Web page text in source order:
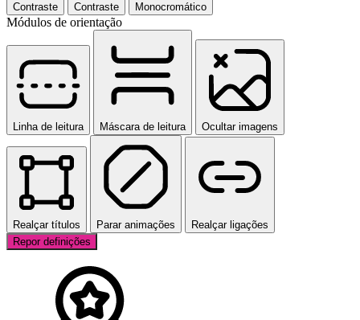
Contraste Contraste Monocromático
Módulos de orientação
Linha de leitura Máscara de leitura Ocultar imagens
Realçar títulos Parar animações
Realçar ligações
Repor definições